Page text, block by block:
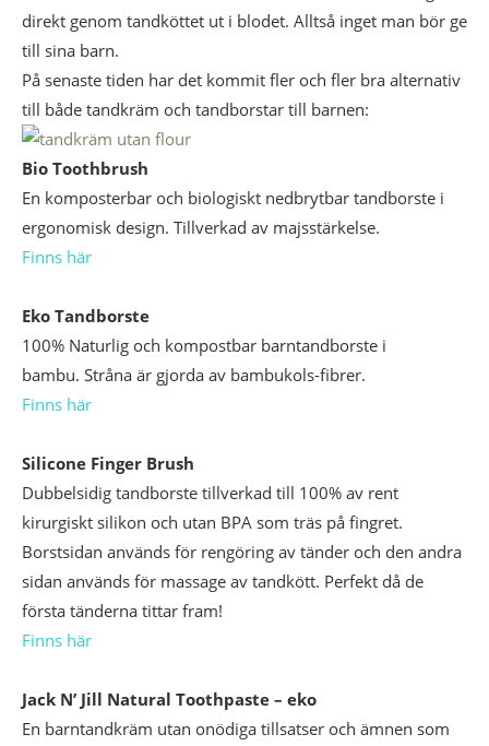
direkt genom tandköttet ut i blodet. Alltså inget man bör ge
till sina barn.
På senaste tiden har det kommit fler och fler bra alternativ
till både tandkräm och tandborstar till barnen:
Bio Toothbrush
En komposterbar och biologiskt nedbrytbar tandborste i
ergonomisk design. Tillverkad av majsstärkelse.
Finns här
Eko Tandborste
100% Naturlig och kompostbar barntandborste i
bambu. Stråna är gjorda av bambukols-fibrer.
Finns här
Silicone Finger Brush
Dubbelsidig tandborste tillverkad till 100% av rent
kirurgiskt silikon och utan BPA som träs på fingret.
Borstsidan används för rengöring av tänder och den andra
sidan används för massage av tandkött. Perfekt då de
första tänderna tittar fram!
Finns här
Jack N’ Jill Natural Toothpaste – eko
En barntandkräm utan onödiga tillsatser och ämnen som